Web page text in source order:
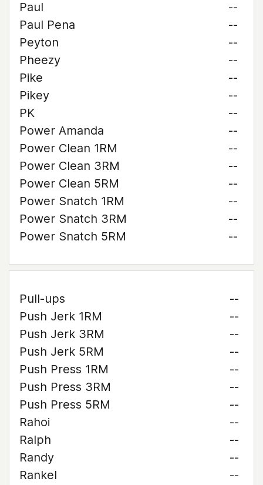
Paul
--
Paul Pena
--
Peyton
--
Pheezy
--
Pike
--
Pikey
--
PK
--
Power Amanda
--
Power Clean 1RM
--
Power Clean 3RM
--
Power Clean 5RM
--
Power Snatch 1RM
--
Power Snatch 3RM
--
Power Snatch 5RM
--
Pull-ups
--
Push Jerk 1RM
--
Push Jerk 3RM
--
Push Jerk 5RM
--
Push Press 1RM
--
Push Press 3RM
--
Push Press 5RM
--
Rahoi
--
Ralph
--
Randy
--
Rankel
--